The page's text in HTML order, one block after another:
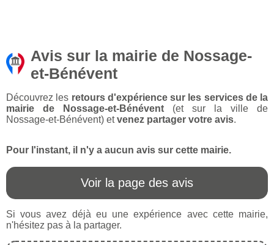
Avis sur la mairie de Nossage-
et-Bénévent
Découvrez les retours d'expérience sur les services de la
mairie de Nossage-et-Bénévent (et sur la ville de
Nossage-et-Bénévent) etvenez partager votre avis.
Pour l'instant, il n'y a aucun avis sur cette mairie.
Voir la page des avis
Si vous avez déjà eu une expérience avec cette mairie,
n'hésitez pas à la partager.